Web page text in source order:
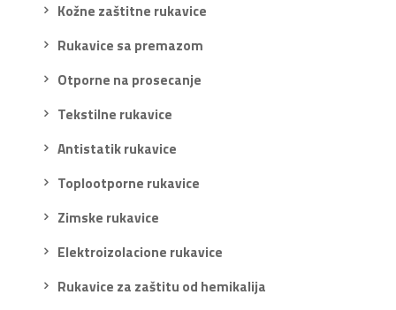
Kožne zaštitne rukavice
Rukavice sa premazom
Otporne na prosecanje
Tekstilne rukavice
Antistatik rukavice
Toplootporne rukavice
Zimske rukavice
Elektroizolacione rukavice
Rukavice za zaštitu od hemikalija